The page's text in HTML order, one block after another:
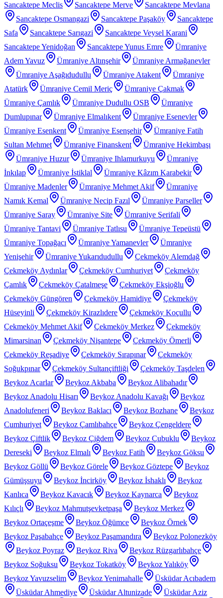
Sancaktepe Meclis
Sancaktepe Merve
Sancaktepe Mevlana
Sancaktepe Osmangazi
Sancaktepe Paşaköy
Sancaktepe
Safa
Sancaktepe Sarıgazi
Sancaktepe Veysel Karani
Sancaktepe Yenidoğan
Sancaktepe Yunus Emre
Ümraniye
Adem Yavuz
Ümraniye Altınşehir
Ümraniye Armağanevler
Ümraniye Aşağıdudullu
Ümraniye Atakent
Ümraniye
Atatürk
Ümraniye Cemil Meriç
Ümraniye Çakmak
Ümraniye Çamlık
Ümraniye Dudullu OSB
Ümraniye
Dumlupınar
Ümraniye Elmalıkent
Ümraniye Esenevler
Ümraniye Esenkent
Ümraniye Esenşehir
Ümraniye Fatih
Sultan Mehmet
Ümraniye Finanskent
Ümraniye Hekimbaşı
Ümraniye Huzur
Ümraniye Ihlamurkuyu
Ümraniye
İnkılap
Ümraniye İstiklal
Ümraniye Kâzım Karabekir
Ümraniye Madenler
Ümraniye Mehmet Akif
Ümraniye
Namık Kemal
Ümraniye Necip Fazıl
Ümraniye Parseller
Ümraniye Saray
Ümraniye Site
Ümraniye Şerifali
Ümraniye Tantavi
Ümraniye Tatlısu
Ümraniye Tepeüstü
Ümraniye Topağacı
Ümraniye Yamanevler
Ümraniye
Yenişehir
Ümraniye Yukarıdudullu
Çekmeköy Alemdağ
Çekmeköy Aydınlar
Çekmeköy Cumhuriyet
Çekmeköy
Çamlık
Çekmeköy Çatalmeşe
Çekmeköy Ekşioğlu
Çekmeköy Güngören
Çekmeköy Hamidiye
Çekmeköy
Hüseyinli
Çekmeköy Kirazlıdere
Çekmeköy Koçullu
Çekmeköy Mehmet Akif
Çekmeköy Merkez
Çekmeköy
Mimarsinan
Çekmeköy Nişantepe
Çekmeköy Ömerli
Çekmeköy Reşadiye
Çekmeköy Sırapınar
Çekmeköy
Soğukpınar
Çekmeköy Sultançiftliği
Çekmeköy Taşdelen
Beykoz Acarlar
Beykoz Akbaba
Beykoz Alibahadır
Beykoz Anadolu Hisarı
Beykoz Anadolu Kavağı
Beykoz
Anadolufeneri
Beykoz Baklacı Beykoz Bozhane
Beykoz
Cumhuriyet
Beykoz Çamlıbahçe
Beykoz Çengeldere
Beykoz Çiftlik
Beykoz Çiğdem Beykoz Çubuklu
Beykoz
Dereseki
Beykoz Elmalı Beykoz Fatih
Beykoz Göksu
Beykoz Göllü
Beykoz Görele Beykoz Göztepe
Beykoz
Gümüşsuyu
Beykoz İncirköy Beykoz İshaklı
Beykoz
Kanlıca
Beykoz Kavacık Beykoz Kaynarca
Beykoz
Kılıçlı
Beykoz Mahmutşevketpaşa
Beykoz Merkez
Beykoz Ortaçeşme
Beykoz Öğümce
Beykoz Örnek
Beykoz Paşabahçe
Beykoz Paşamandıra
Beykoz Polonezköy
Beykoz Poyraz
Beykoz Riva
Beykoz Rüzgarlıbahçe
Beykoz Soğuksu
Beykoz Tokatköy
Beykoz Yalıköy
Beykoz Yavuzselim
Beykoz Yenimahalle
Üsküdar Acıbadem
Üsküdar Ahmediye
Üsküdar Altunizade Üsküdar Aziz